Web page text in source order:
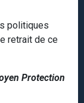
politiques
retrait de ce
Protection